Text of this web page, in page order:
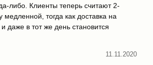
либо. Клиенты теперь считают 2-
медленной, тогда как доставка на
даже в тот же день становится
11.11.2020